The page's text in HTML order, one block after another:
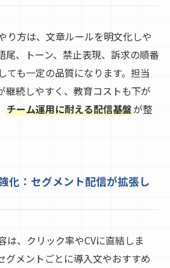
り方は、文章ルールを明文化しや
尾、トーン、禁止表現、訴求の順番
ても一定の品質になります。担当
継続しやすく、教育コストも下が
チーム運用に耐える配信基盤が整
化：セグメント配信が拡張し
は、クリック率やCVに直結しま
グメントごとに導入文やおすすめ